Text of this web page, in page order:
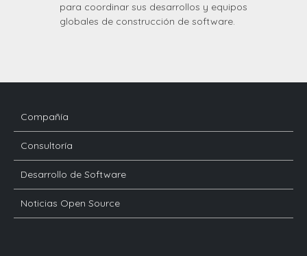
para coordinar sus desarrollos y equipos
globales de construcción de software.
Compañía
Consultoría
Desarrollo de Software
Noticias Open Source